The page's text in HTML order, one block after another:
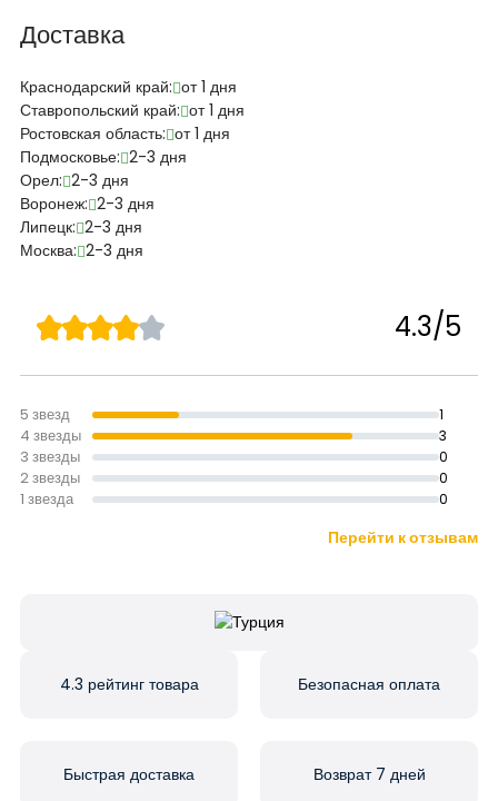
Доставка
Краснодарский край: от 1 дня
Ставропольский край: от 1 дня
Ростовская область: от 1 дня
Подмосковье: 2-3 дня
Орел: 2-3 дня
Воронеж: 2-3 дня
Липецк: 2-3 дня
Москва: 2-3 дня
4.3/5
5 звезд 1
4 звезды 3
3 звезды 0
2 звезды 0
1 звезда 0
Перейти к отзывам
4.3 рейтинг товара Безопасная оплата
Быстрая доставка Возврат 7 дней